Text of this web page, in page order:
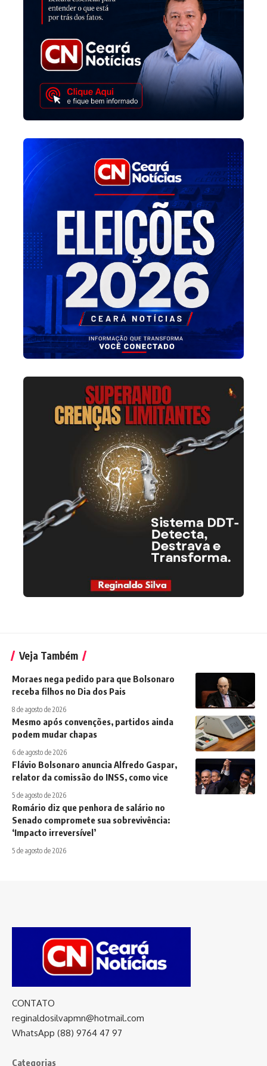
Veja Também
Moraes nega pedido para que Bolsonaro
receba filhos no Dia dos Pais
8 de agosto de 2026
Mesmo após convenções, partidos ainda
podem mudar chapas
6 de agosto de 2026
Flávio Bolsonaro anuncia Alfredo Gaspar,
relator da comissão do INSS, como vice
5 de agosto de 2026
Romário diz que penhora de salário no
Senado compromete sua sobrevivência:
‘Impacto irreversível’
5 de agosto de 2026
CONTATO
reginaldosilvapmn@hotmail.com
WhatsApp (88) 9764 47 97
Categorias